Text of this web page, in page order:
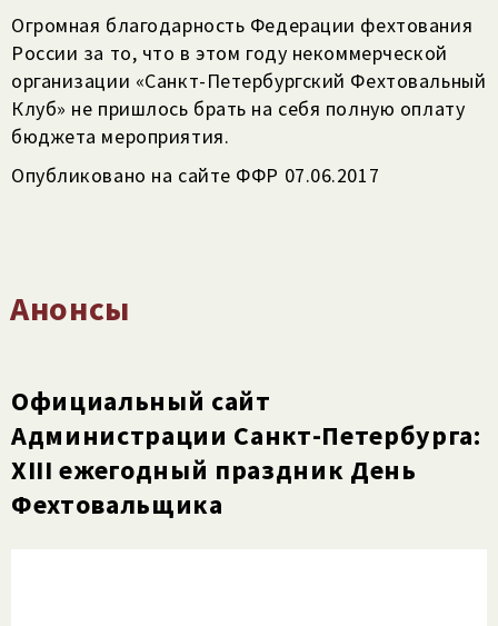
Огромная благодарность Федерации фехтования
России за то, что в этом году некоммерческой
организации «Санкт-Петербургский Фехтовальный
Клуб» не пришлось брать на себя полную оплату
бюджета мероприятия.
Опубликовано на сайте ФФР 07.06.2017
Анонсы
Официальный сайт
Администрации Санкт-Петербурга:
XIII ежегодный праздник День
Фехтовальщика